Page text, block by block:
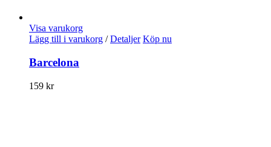
Visa varukorg
Lägg till i varukorg / Detaljer Köp nu
Barcelona
159 kr